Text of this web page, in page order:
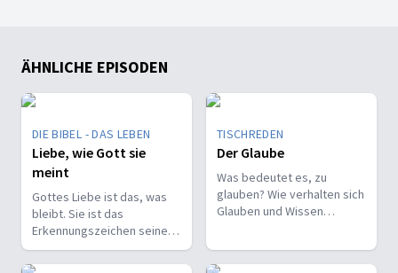
ÄHNLICHE EPISODEN
DIE BIBEL - DAS LEBEN
Liebe, wie Gott sie
meint
Gottes Liebe ist das, was
bleibt. Sie ist das
Erkennungszeichen seiner
Kinder und trägt, wenn alles
andere vergeht.
TISCHREDEN
Der Glaube
Was bedeutet es, zu
glauben? Wie verhalten sich
Glauben und Wissen
Entscheidung?